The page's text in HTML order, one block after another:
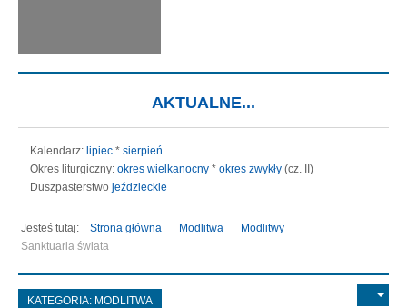
AKTUALNE...
Kalendarz: lipiec * sierpień
Okres liturgiczny: okres wielkanocny * okres zwykły (cz. II)
Duszpasterstwo jeździeckie
Jesteś tutaj: Strona główna Modlitwa
Modlitwy
Sanktuaria świata
KATEGORIA: MODLITWA